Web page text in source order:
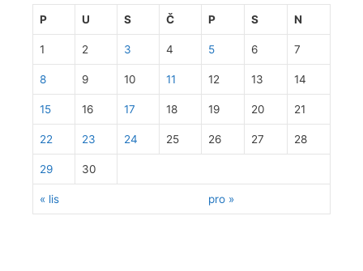
P U S Č P S N
« lis pro »
1 2 3 4 5 6 7
8 9 10 11 12 13 14
15 16 17 18 19 20 21
22 23 24 25 26 27 28
29 30